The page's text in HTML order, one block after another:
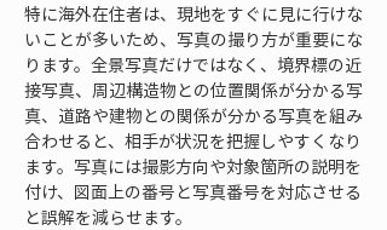
特に海外在住者は、現地をすぐに見に行けな
いことが多いため、写真の撮り方が重要にな
ります。全景写真だけではなく、境界標の近
接写真、周辺構造物との位置関係が分かる写
真、道路や建物との関係が分かる写真を組み
合わせると、相手が状況を把握しやすくなり
ます。写真には撮影方向や対象箇所の説明を
付け、図面上の番号と写真番号を対応させる
と誤解を減らせます。